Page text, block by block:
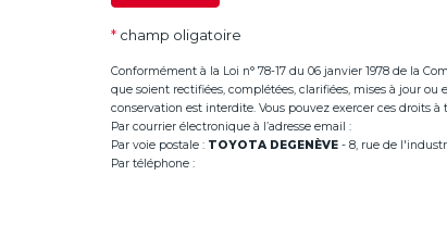
* champ oligatoire
Conformément à la Loi n° 78-17 du 06 janvier 1978 de la
que soient rectifiées, complétées, clarifiées, mises à jour
conservation est interdite. Vous pouvez exercer ces droits
Par courrier électronique à l’adresse email :
Par voie postale : TOYOTA DEGENÈVE - 8, rue de
Par téléphone :